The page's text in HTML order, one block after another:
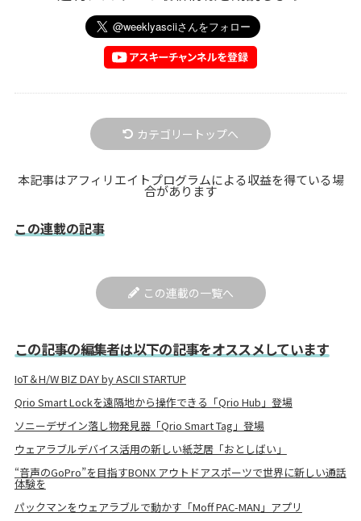
カテゴリートップへ
本記事はアフィリエイトプログラムによる収益を得ている場
合があります
この連載の記事
この連載の一覧へ
この記事の編集者は以下の記事をオススメしています
IoT＆H/W BIZ DAY by ASCII STARTUP
Qrio Smart Lockを遠隔地から操作できる「Qrio Hub」登場
ソニーデザイン落し物発見器「Qrio Smart Tag」登場
ウェアラブルデバイス活用の新しい紙芝居「おとしばい」
“音声のGoPro”を目指すBONX アウトドアスポーツで世界に新しい通話
体験を
パックマンをウェアラブルで動かす「Moff PAC-MAN」アプリ